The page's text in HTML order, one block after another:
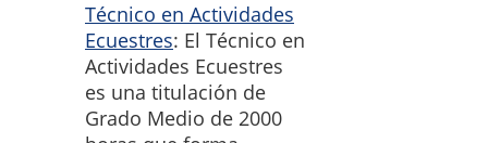
Técnico en Actividades
Ecuestres: El Técnico en
Actividades Ecuestres
es una titulación de
Grado Medio de 2000